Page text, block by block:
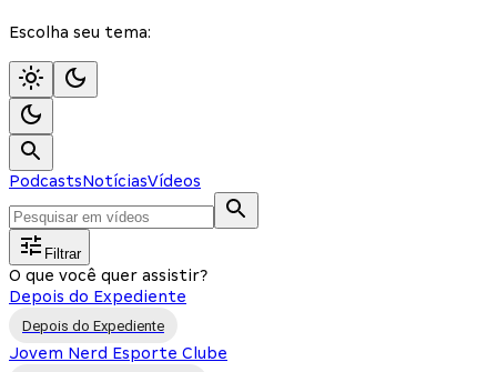
Escolha seu tema:
PodcastsNotíciasVídeos
Filtrar
O que você quer assistir?
Depois do Expediente
Depois do Expediente
Jovem Nerd Esporte Clube